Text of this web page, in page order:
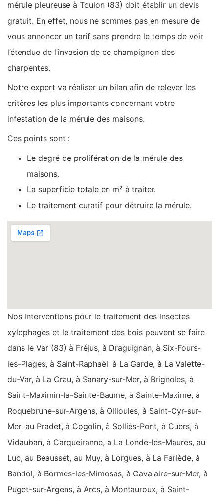
mérule pleureuse à Toulon (83) doit établir un devis
gratuit. En effet, nous ne sommes pas en mesure de
vous annoncer un tarif sans prendre le temps de voir
l’étendue de l’invasion de ce champignon des
charpentes.
Notre expert va réaliser un bilan afin de relever les
critères les plus importants concernant votre
infestation de la mérule des maisons.
Ces points sont :
Le degré de prolifération de la mérule des
maisons.
La superficie totale en m² à traiter.
Le traitement curatif pour détruire la mérule.
Nos interventions pour le traitement des insectes
xylophages et le traitement des bois peuvent se faire
dans le Var (83) à Fréjus, à Draguignan, à Six-Fours-
les-Plages, à Saint-Raphaël, à La Garde, à La Valette-
du-Var, à La Crau, à Sanary-sur-Mer, à Brignoles, à
Saint-Maximin-la-Sainte-Baume, à Sainte-Maxime, à
Roquebrune-sur-Argens, à Ollioules, à Saint-Cyr-sur-
Mer, au Pradet, à Cogolin, à Solliès-Pont, à Cuers, à
Vidauban, à Carqueiranne, à La Londe-les-Maures, au
Luc, au Beausset, au Muy, à Lorgues, à La Farlède, à
Bandol, à Bormes-les-Mimosas, à Cavalaire-sur-Mer, à
Puget-sur-Argens, à Arcs, à Montauroux, à Saint-